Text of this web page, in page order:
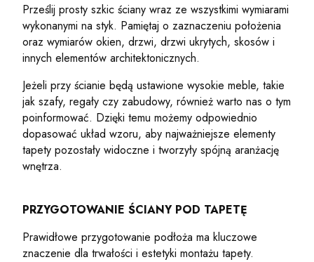
Prześlij prosty szkic ściany wraz ze wszystkimi wymiarami
wykonanymi na styk. Pamiętaj o zaznaczeniu położenia
oraz wymiarów okien, drzwi, drzwi ukrytych, skosów i
innych elementów architektonicznych.
Jeżeli przy ścianie będą ustawione wysokie meble, takie
jak szafy, regały czy zabudowy, również warto nas o tym
poinformować. Dzięki temu możemy odpowiednio
dopasować układ wzoru, aby najważniejsze elementy
tapety pozostały widoczne i tworzyły spójną aranżację
wnętrza.
PRZYGOTOWANIE ŚCIANY POD TAPETĘ
Prawidłowe przygotowanie podłoża ma kluczowe
znaczenie dla trwałości i estetyki montażu tapety.